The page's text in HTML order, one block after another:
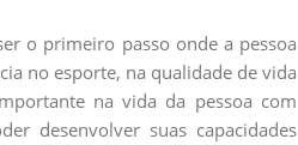
o primeiro passo onde a pessoa
no esporte, na qualidade de vida
na vida da pessoa com
desenvolver suas capacidades